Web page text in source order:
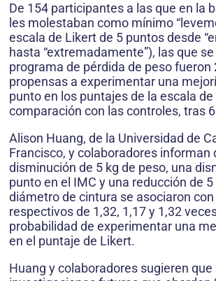
De 154 participantes a las que en la
les molestaban como mínimo
escala de Likert de 5 puntos desde
hasta “extremadamente”), las que
programa de pérdida de peso fueron
propensas a experimentar una
punto en los puntajes de la escala
comparación con las controles, tras
Alison Huang, de la Universidad de
Francisco, y colaboradores informan
disminución de 5 kg de peso, una
punto en el IMC y una reducción de 5
diámetro de cintura se asociaron
respectivos de 1,32, 1,17 y 1,32
probabilidad de experimentar una
en el puntaje de Likert.
Huang y colaboradores sugieren